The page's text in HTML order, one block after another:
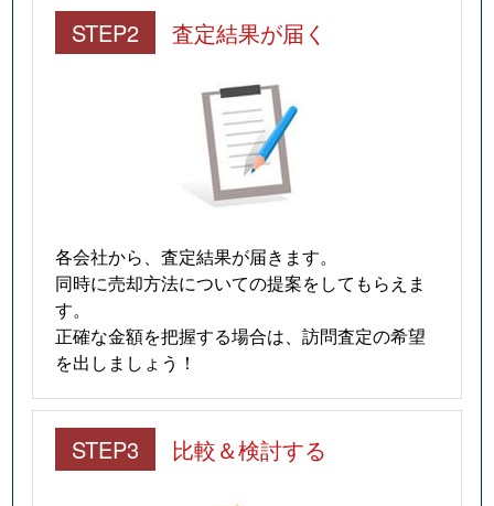
STEP2 査定結果が届く
各会社から、査定結果が届きます。
同時に売却方法についての提案をしてもらえま
す。
正確な金額を把握する場合は、訪問査定の希望
を出しましょう！
STEP3 比較＆検討する